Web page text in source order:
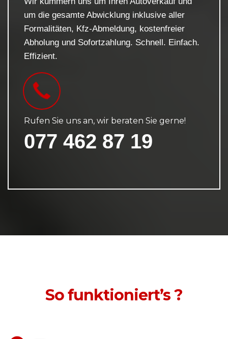
um die gesamte Abwicklung inklusive aller
Formalitäten, Kfz-Abmeldung, kostenfreier
Abholung und Sofortzahlung. Schnell. Einfach.
Effizient.
Rufen Sie uns an, wir beraten Sie gerne!
077 462 87 19
So funktioniert’s ?